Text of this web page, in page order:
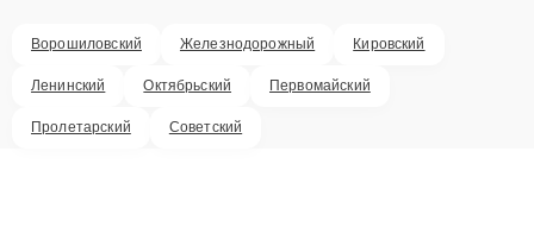
Ворошиловский Железнодорожный Кировский
Ленинский Октябрьский Первомайский
Пролетарский Советский